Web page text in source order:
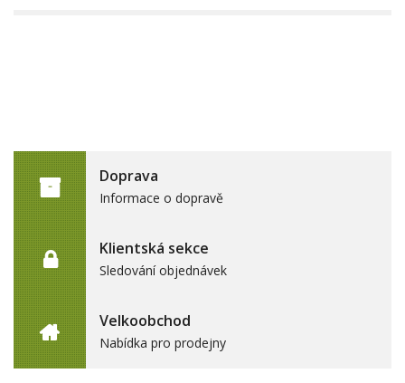
Doprava
Informace o dopravě
Klientská sekce
Sledování objednávek
Velkoobchod
Nabídka pro prodejny